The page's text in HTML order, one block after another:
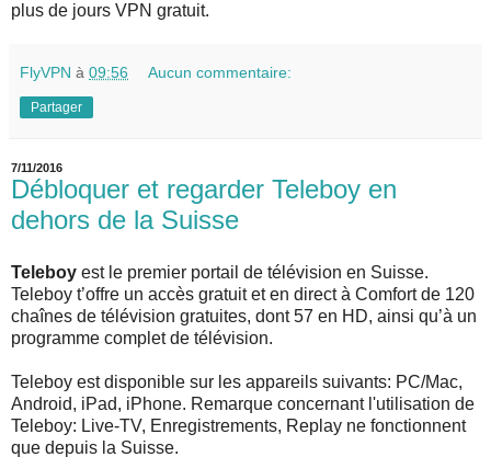
plus de jours VPN gratuit.
FlyVPN à 09:56 Aucun commentaire:
Partager
7/11/2016
Débloquer et regarder Teleboy en
dehors de la Suisse
Teleboy est le premier portail de télévision en Suisse.
Teleboy t’offre un accès gratuit et en direct à Comfort de 120
chaînes de télévision gratuites, dont 57 en HD, ainsi qu’à un
programme complet de télévision.
Teleboy est disponible sur les appareils suivants: PC/Mac,
Android, iPad, iPhone. Remarque concernant l'utilisation de
Teleboy: Live-TV, Enregistrements, Replay ne fonctionnent
que depuis la Suisse.